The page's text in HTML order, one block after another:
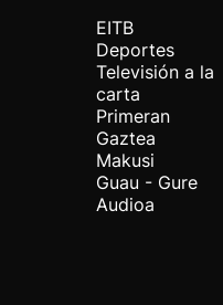
EITB
Deportes
Televisión a la
carta
Primeran
Gaztea
Makusi
Guau - Gure
Audioa